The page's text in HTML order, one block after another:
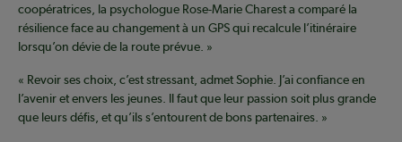
coopératrices, la psychologue Rose-Marie Charest a comparé la
résilience face au changement à un GPS qui recalcule l’itinéraire
lorsqu’on dévie de la route prévue. »
« Revoir ses choix, c’est stressant, admet Sophie. J’ai confiance en
l’avenir et envers les jeunes. Il faut que leur passion soit plus grande
que leurs défis, et qu’ils s’entourent de bons partenaires. »